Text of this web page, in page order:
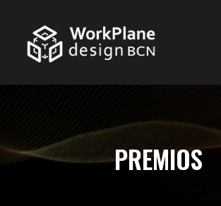
ESPAÑOL
INICIO
QUIÉNES
PREMIOS